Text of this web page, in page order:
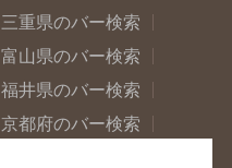
三重県のバー検索
富山県のバー検索
福井県のバー検索
京都府のバー検索